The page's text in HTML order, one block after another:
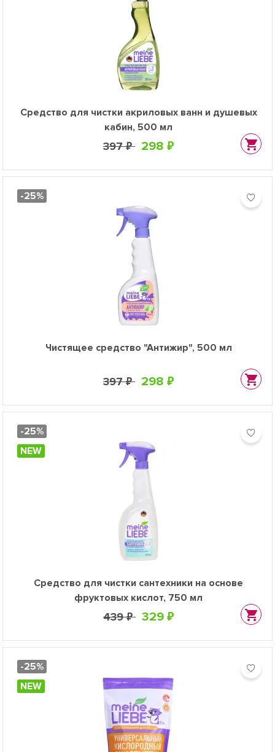
Средство для чистки акриловых ванн и душевых
кабин, 500 мл
397 ₽ 298 ₽
-25%
Чистящее средство "Антижир", 500 мл
397 ₽ 298 ₽
-25%
NEW
Средство для чистки сантехники на основе
фруктовых кислот, 750 мл
439 ₽ 329 ₽
-25%
NEW